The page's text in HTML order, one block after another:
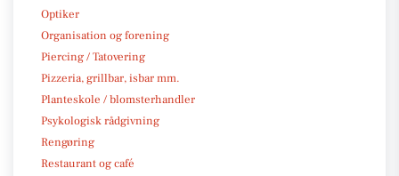
Optiker
Organisation og forening
Piercing / Tatovering
Pizzeria, grillbar, isbar mm.
Planteskole / blomsterhandler
Psykologisk rådgivning
Rengøring
Restaurant og café